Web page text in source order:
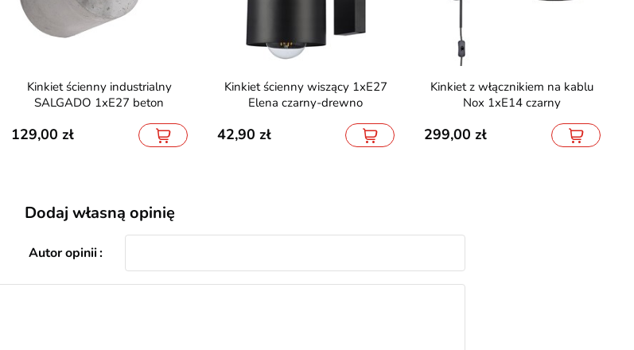
Kinkiet ścienny industrialny
SALGADO 1xE27 beton
129,00
Kinkiet ścienny wiszący 1xE27
Elena czarny-drewno
42,90
Kinkiet z włącznikiem na kablu
Nox 1xE14 czarny
299,00
Dodaj własną opinię
Autor opinii